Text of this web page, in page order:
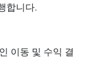
합니다.
이동 및 수익 결